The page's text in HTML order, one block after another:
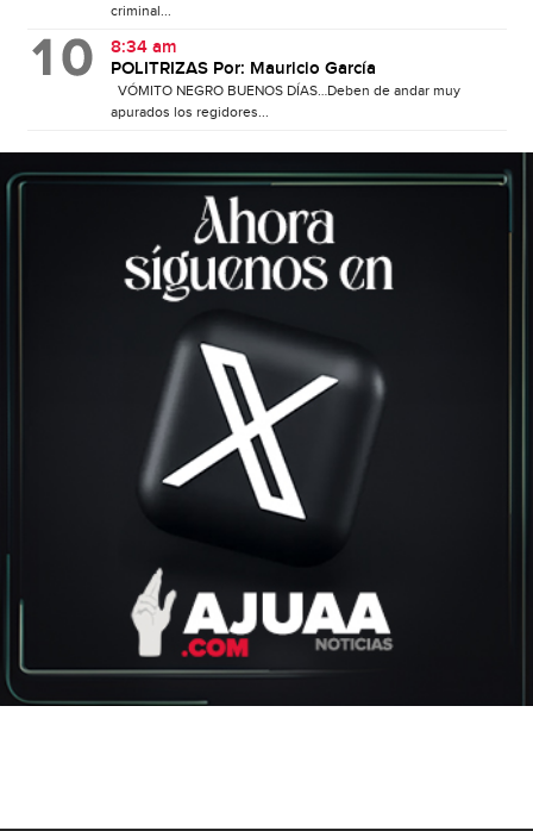
criminal...
8:34 am
POLITRIZAS Por: Mauricio García
VÓMITO NEGRO BUENOS DÍAS…Deben de andar muy
apurados los regidores...